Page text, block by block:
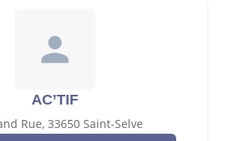
AC’TIF
Rue, 33650 Saint-Selve